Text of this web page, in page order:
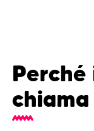
chiama